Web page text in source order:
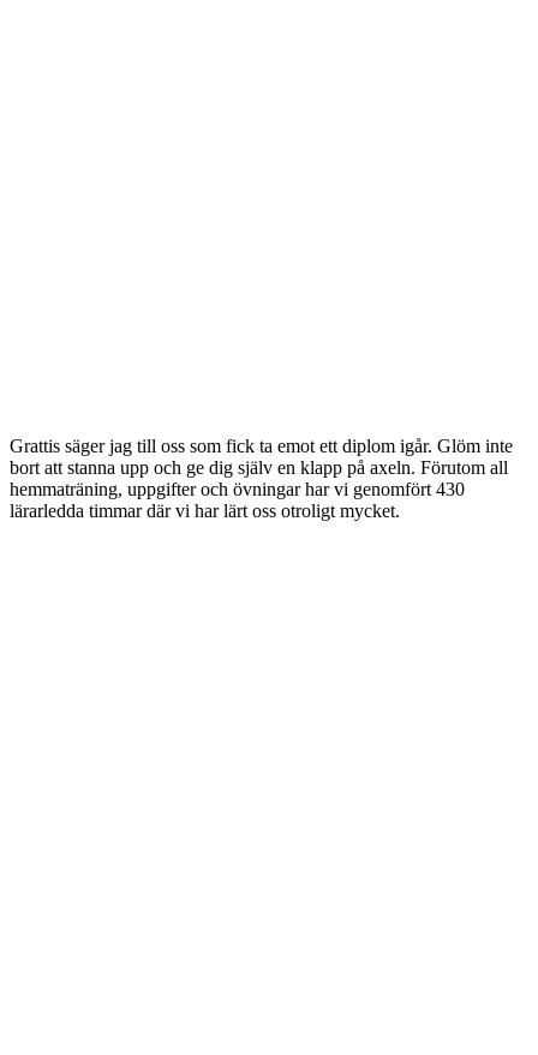
Grattis säger jag till oss som fick ta emot ett diplom igår. Glöm inte
bort att stanna upp och ge dig själv en klapp på axeln. Förutom all
hemmaträning, uppgifter och övningar har vi genomfört 430
lärarledda timmar där vi har lärt oss otroligt mycket.